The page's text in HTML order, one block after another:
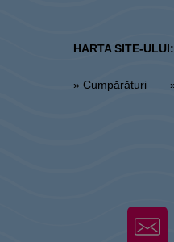
HARTA SITE-ULUI:
» Cumpărături